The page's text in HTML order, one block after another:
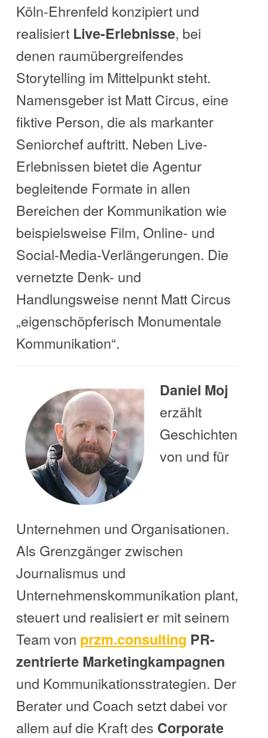
Köln-Ehrenfeld konzipiert und
realisiert Live-Erlebnisse, bei
denen raumübergreifendes
Storytelling im Mittelpunkt steht.
Namensgeber ist Matt Circus, eine
fiktive Person, die als markanter
Seniorchef auftritt. Neben Live-
Erlebnissen bietet die Agentur
begleitende Formate in allen
Bereichen der Kommunikation wie
beispielsweise Film, Online- und
Social-Media-Verlängerungen. Die
vernetzte Denk- und
Handlungsweise nennt Matt Circus
„eigenschöpferisch Monumentale
Kommunikation“.
Daniel Moj
erzählt
Geschichten
von und für
Unternehmen und Organisationen.
Als Grenzgänger zwischen
Journalismus und
Unternehmenskommunikation plant,
steuert und realisiert er mit seinem
Team von przm.consulting PR-
zentrierte Marketingkampagnen
und Kommunikationsstrategien. Der
Berater und Coach setzt dabei vor
allem auf die Kraft des Corporate